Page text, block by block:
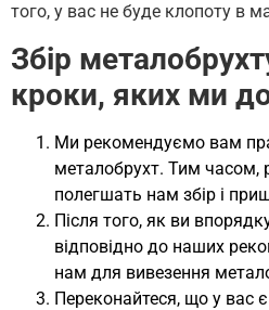
того, у вас не буде клопоту в
Збір
кроки, яких ми
Ми рекомендуємо вам
металобрухт. Тим часом,
полегшать нам збір і
Після того, як ви
відповідно до наших
нам для вивезення
Переконайтеся, що у вас